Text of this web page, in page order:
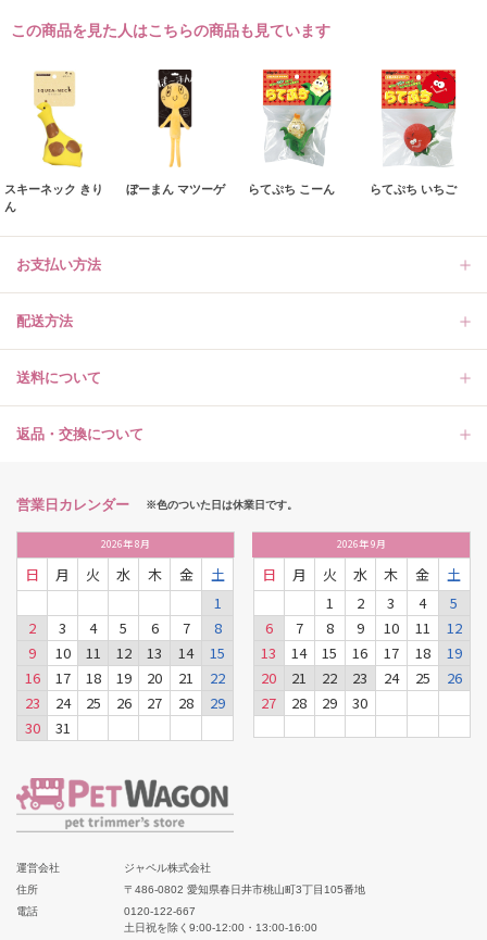
この商品を見た人はこちらの商品も見ています
スキーネック きり
ん
ぼーまん マツーゲ らてぷち こーん らてぷち いちご
お支払い方法
配送方法
送料について
返品・交換について
営業日カレンダー ※色のついた日は休業日です。
2026年8月
日 月 火 水 木 金
土
1
2
3 4 5 6 7
8
9
10 11 12 13 14
15
16
17 18 19 20 21
22
23
24 25 26 27 28
29
30
31
2026年9月
日 月 火 水 木 金
土
1
2 3 4
5
6
7 8 9 10 11
12
13
14 15 16 17 18
19
20
21 22 23 24 25
26
27
28 29 30
運営会社
ジャペル株式会社
住所
〒486-0802 愛知県春日井市桃山町3丁目105番地
電話
0120-122-667
土日祝を除く9:00-12:00・13:00-16:00